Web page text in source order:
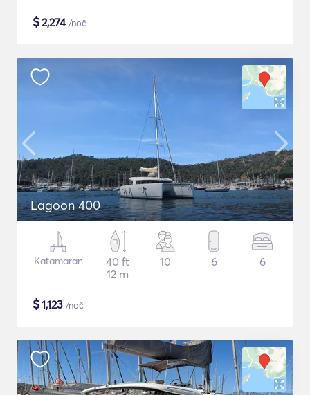
$2,274/noč
Lagoon 400
Katamaran
40 ft
12 m
10 6 6
$1,123 /noč